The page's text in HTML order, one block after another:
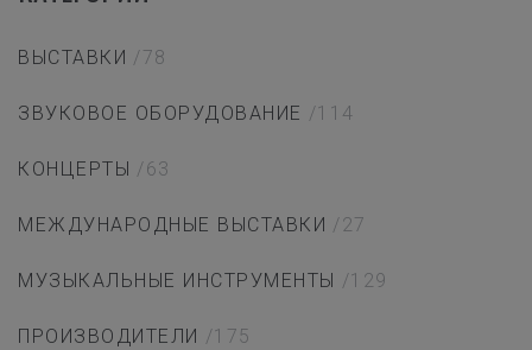
ВЫСТАВКИ /78
ЗВУКОВОЕ ОБОРУДОВАНИЕ /114
КОНЦЕРТЫ /63
МЕЖДУНАРОДНЫЕ ВЫСТАВКИ /27
МУЗЫКАЛЬНЫЕ ИНСТРУМЕНТЫ /129
ПРОИЗВОДИТЕЛИ /175